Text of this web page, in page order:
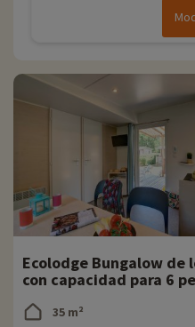
Ecolodge Bungalow de
con capacidad para 6
35 m²